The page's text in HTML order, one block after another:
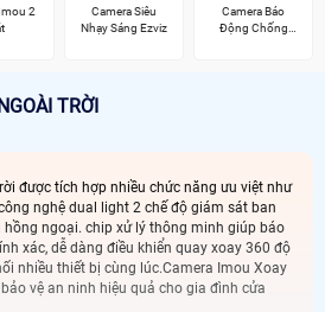
2
Camera Siêu
Nhạy Sáng Ezviz
Camera Báo
Động Chống
TRỜI
được tích hợp nhiều chức năng ưu việt như
nghệ dual light 2 chế độ giám sát ban
ngoại. chip xử lý thông minh giúp báo
xác, dễ dàng điều khiển quay xoay 360 độ
nhiều thiết bị cùng lúc.Camera Imou Xoay
vệ an ninh hiệu quả cho gia đình cửa